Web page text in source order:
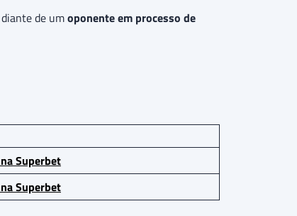
de umoponente em processo de
Superbet
Superbet